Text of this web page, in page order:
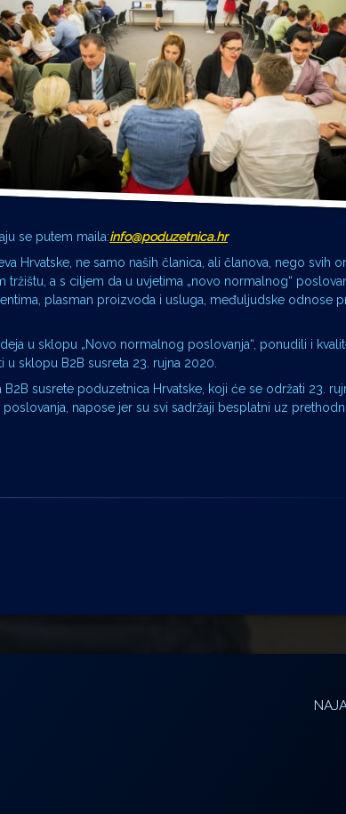
se putem maila:info@poduzetnica.hr
Hrvatske, ne samo naših članica, ali članova, nego svih
a s ciljem da u uvjetima „novo normalnog“
plasman proizvoda i usluga, međuljudske odnose
u sklopu „Novo normalnog poslovanja“, ponudili i
sklopu B2B susreta 23. rujna 2020.
susrete poduzetnica Hrvatske, koji će se održati 23.
napose jer su svi sadržaji besplatni uz